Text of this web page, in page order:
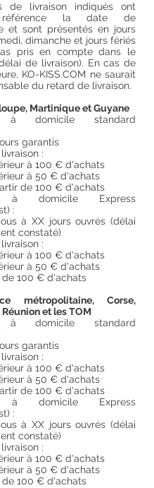
de livraison indiqués ont
référence la date de
et sont présentés en jours
dimanche et jours fériés
pris en compte dans le
de livraison). En cas de
KO-KISS.COM ne saurait
du retard de livraison.
Martinique et Guyane
à domicile standard
garantis
:
à 100 € d'achats
à 50 € d'achats
de 100 € d'achats
à domicile Express
:
à XX jours ouvrés (délai
constaté)
:
à 100 € d'achats
à 50 € d'achats
de 100 € d'achats
métropolitaine, Corse,
et les TOM
à domicile standard
garantis
:
à 100 € d'achats
à 50 € d'achats
de 100 € d'achats
à domicile Express
:
à XX jours ouvrés (délai
constaté)
:
à 100 € d'achats
à 50 € d'achats
de 100 € d'achats